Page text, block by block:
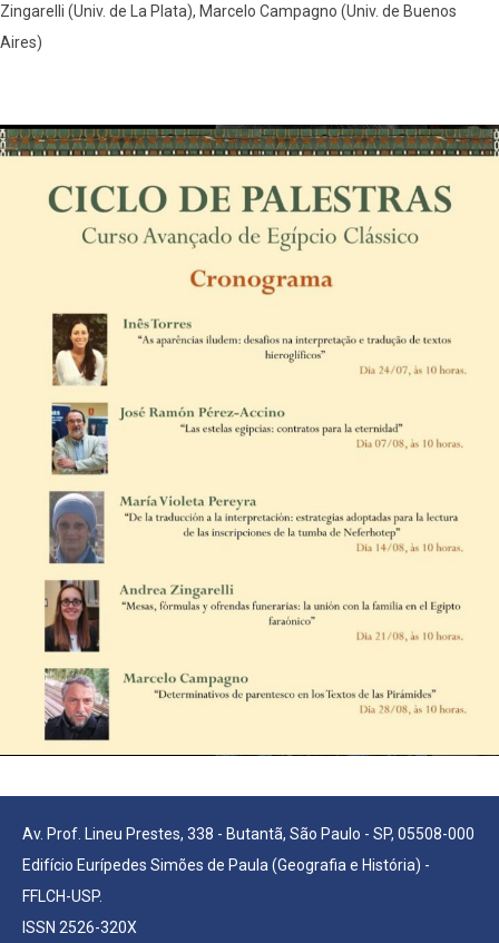
Zingarelli (Univ. de La Plata), Marcelo Campagno (Univ. de Buenos
Aires)
Av. Prof. Lineu Prestes, 338 - Butantã, São Paulo - SP, 05508-000
Edifício Eurípedes Simões de Paula (Geografia e História) -
FFLCH-USP.
ISSN 2526-320X